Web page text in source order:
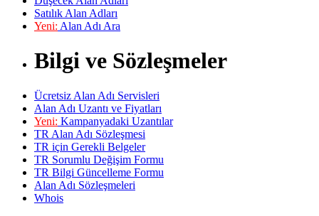
Satılık Alan Adları
Yeni: Alan Adı Ara
Bilgi ve Sözleşmeler
Ücretsiz Alan Adı Servisleri
Alan Adı Uzantı ve Fiyatları
Yeni: Kampanyadaki Uzantılar
TR Alan Adı Sözleşmesi
TR için Gerekli Belgeler
TR Sorumlu Değişim Formu
TR Bilgi Güncelleme Formu
Alan Adı Sözleşmeleri
Whois